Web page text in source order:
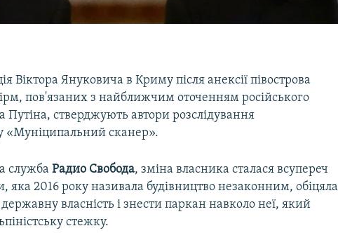
Віктора Януковича в Криму після анексії півострова
пов'язаних з найближчим оточенням російського
стверджують автори розслідування
«Муніципальний сканер».
службаРадио Свобода, зміна власника сталася всупереч
яка 2016 року називала будівництво незаконним, обіцяла
власність і знести паркан навколо неї, який
стежку.